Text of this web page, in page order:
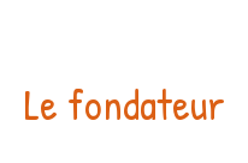
Le fondateur